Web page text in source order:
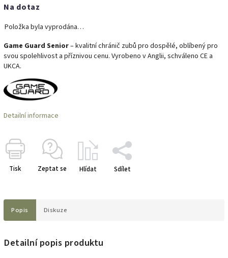
Na dotaz
Položka byla vyprodána…
Game Guard Senior– kvalitní chránič zubů pro dospělé, oblíbený pro
svou spolehlivost a příznivou cenu. Vyrobeno v Anglii, schváleno CE a
UKCA.
Detailní informace
Tisk Zeptat se Hlídat Sdílet
Popis Diskuze
Detailní popis produktu